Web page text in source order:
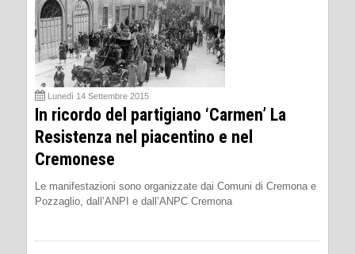
Lunedì 14 Settembre 2015
In ricordo del partigiano ‘Carmen’ La
Resistenza nel piacentino e nel
Cremonese
Le manifestazioni sono organizzate dai Comuni di Cremona e
Pozzaglio, dall’ANPI e dall’ANPC Cremona